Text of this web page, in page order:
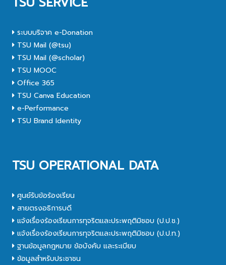
ระบบบริจาค e-Donation
TSU Mail (@tsu)
TSU Mail (@scholar)
TSU MOOC
Office 365
TSU Canva Education
e-Performance
TSU Brand Identity
TSU OPERATIONAL DATA
ศูนย์รับข้อร้องเรียน
สายตรงอธิการบดี
แจ้งเรื่องร้องเรียนการทุจริตและประพฤติมิชอบ (ป.ป.ช.)
แจ้งเรื่องร้องเรียนการทุจริตและประพฤติมิชอบ (ป.ป.ท.)
ฐานข้อมูลกฎหมาย ข้อบังคับ และระเบียบ
ข้อมูลสำหรับประชาชน